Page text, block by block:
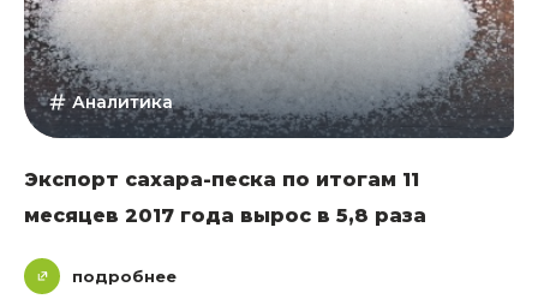
Аналитика
Экспорт сахара-песка по итогам 11
месяцев 2017 года вырос в 5,8 раза
подробнее